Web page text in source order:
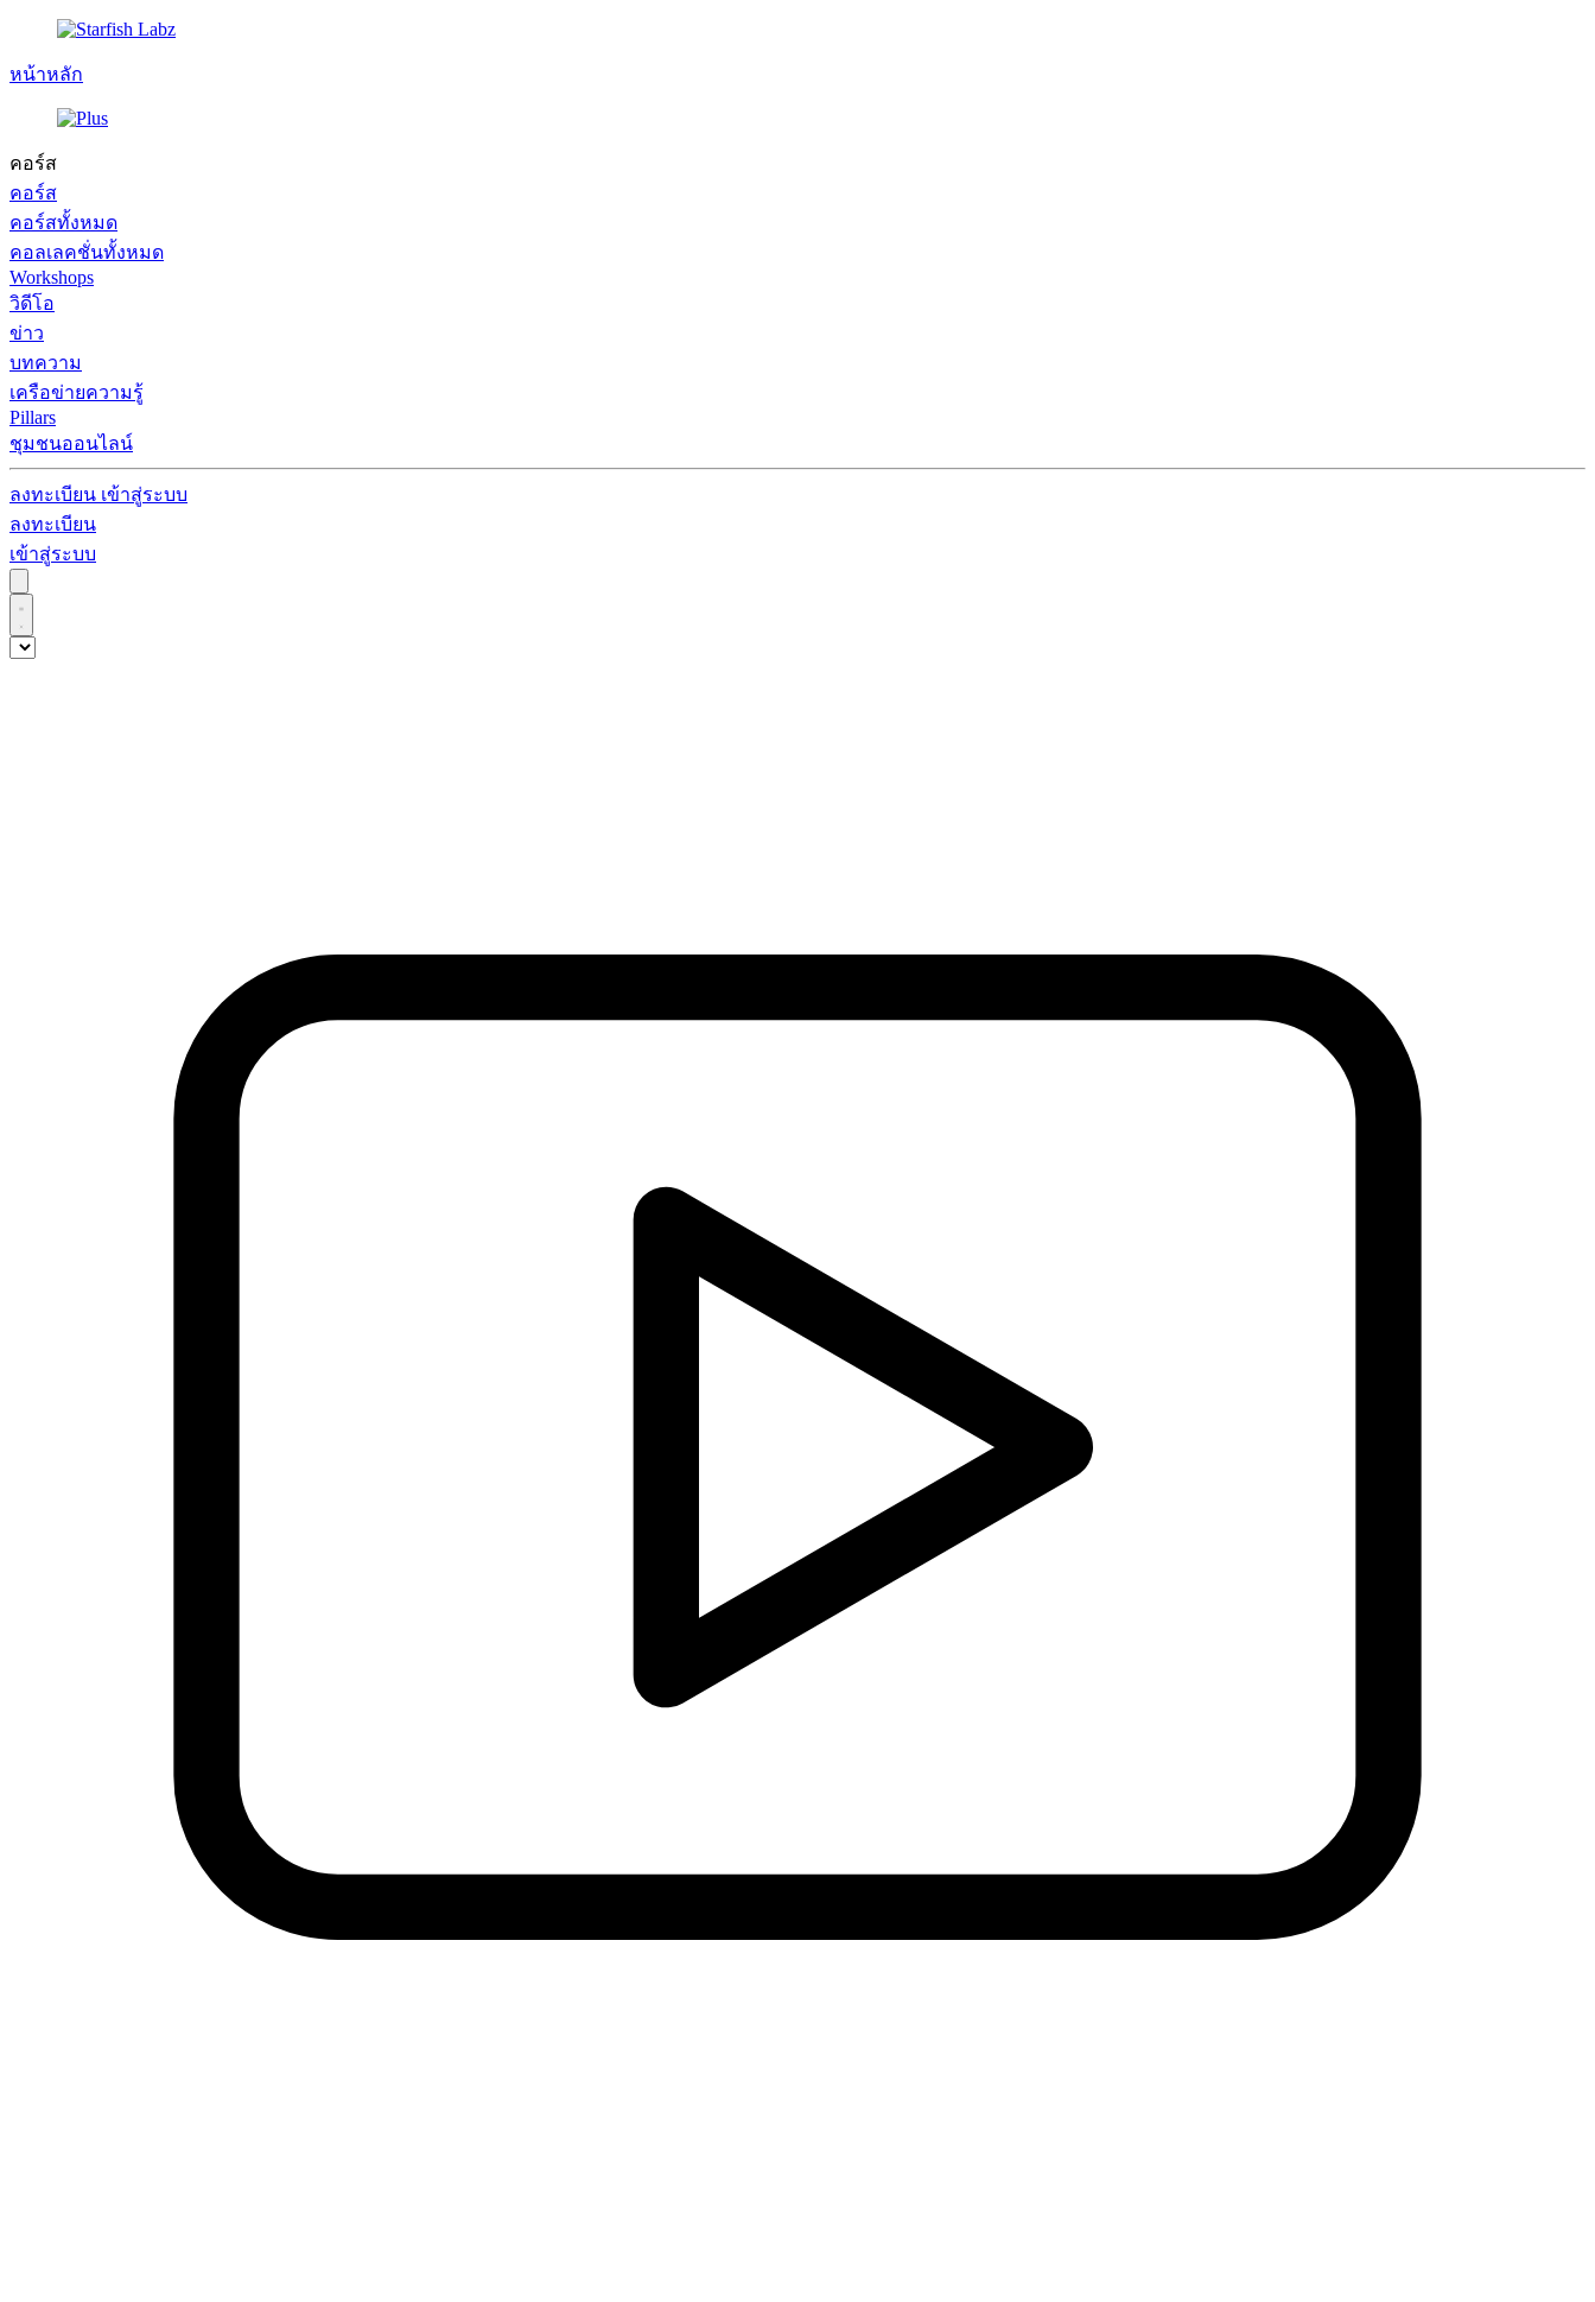
หน้าหลัก
คอร์ส
คอร์ส
คอร์สทั้งหมด
คอลเลคชั่นทั้งหมด
Workshops
วิดีโอ
ข่าว
บทความ
เครือข่ายความรู้
Pillars
ชุมชนออนไลน์
ลงทะเบียน เข้าสู่ระบบ
ลงทะเบียน
เข้าสู่ระบบ